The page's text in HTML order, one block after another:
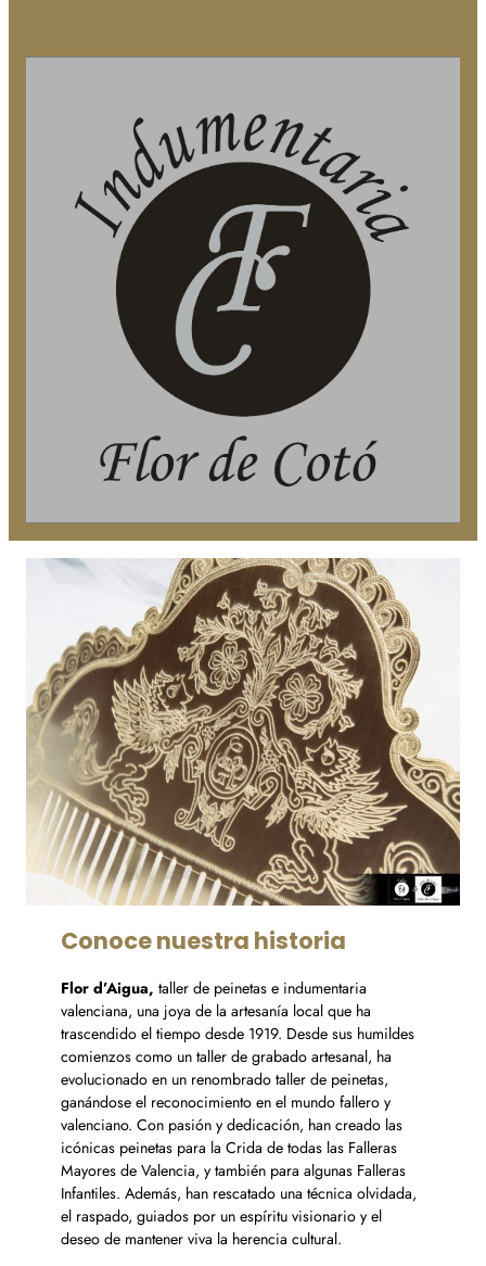
Conoce nuestra historia
Flor d’Aigua, taller de peinetas e indumentaria
valenciana, una joya de la artesanía local que ha
trascendido el tiempo desde 1919. Desde sus humildes
comienzos como un taller de grabado artesanal, ha
evolucionado en un renombrado taller de peinetas,
ganándose el reconocimiento en el mundo fallero y
valenciano. Con pasión y dedicación, han creado las
icónicas peinetas para la Crida de todas las Falleras
Mayores de Valencia, y también para algunas Falleras
Infantiles. Además, han rescatado una técnica olvidada,
el raspado, guiados por un espíritu visionario y el
deseo de mantener viva la herencia cultural.